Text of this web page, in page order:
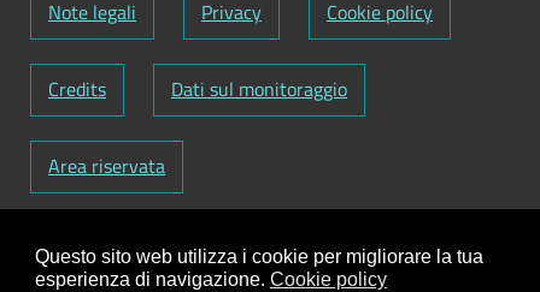
Questo sito web utilizza i cookie per migliorare la tua
esperienza di navigazione. Cookie policy
Note legali Privacy Cookie policy
Credits Dati sul monitoraggio
Area riservata
Codice Fiscale: 82000090751-Partita IVA:
01129720759-Codice Fatturazione elettronica: